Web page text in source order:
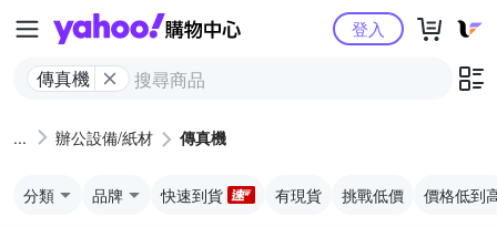
Yahoo購物中心
傳真機
登入
辦公設備/紙材 傳真機
分類 品牌 快速到貨 有現貨 挑戰低價 價格低到